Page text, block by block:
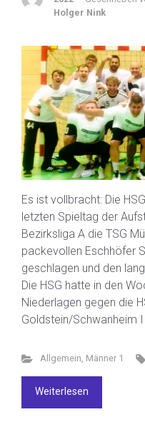
Holger Nink
Es ist vollbracht: Die
letzten Spieltag der
Bezirksliga A die TSG
packevollen Eschhöfer
geschlagen und den
Die HSG hatte in den
Niederlagen gegen die
Goldstein/Schwanheim
Allgemein, Männer 1
Weiterlesen